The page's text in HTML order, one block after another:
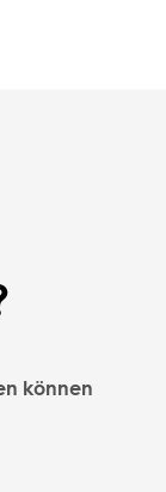
können